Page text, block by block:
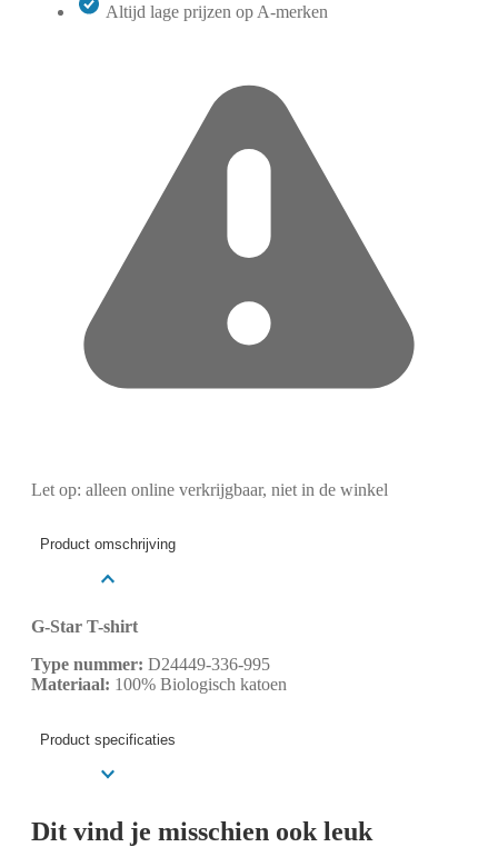
Altijd lage prijzen op A-merken
Let op: alleen online verkrijgbaar, niet in de winkel
Product omschrijving
G-Star T-shirt
Type nummer: D24449-336-995
Materiaal: 100% Biologisch katoen
Product specificaties
Dit vind je misschien ook leuk